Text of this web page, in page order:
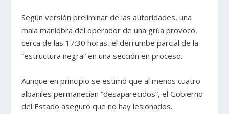
Según versión preliminar de las autoridades, una
mala maniobra del operador de una grúa provocó,
cerca de las 17:30 horas, el derrumbe parcial de la
“estructura negra” en una sección en proceso.
Aunque en principio se estimó que al menos cuatro
albañiles permanecían “desaparecidos”, el Gobierno
del Estado aseguró que no hay lesionados.